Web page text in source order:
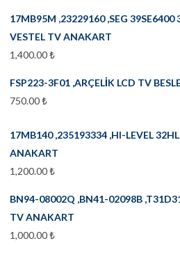
17MB95M ,23229160 ,SEG 39SE6400
VESTEL TV ANAKART
1,400.00₺
FSP223-3F01 ,ARÇELİK LCD TV
750.00₺
17MB140 ,235193334 ,HI-LEVEL
ANAKART
1,200.00₺
BN94-08002Q ,BN41-02098B
TV ANAKART
1,000.00₺